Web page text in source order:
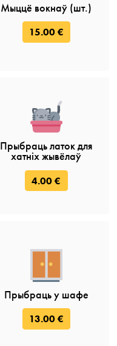
Мыццё вокнаў (шт.)
15.00 €
Прыбраць латок для
хатніх жывёлаў
4.00 €
Прыбраць у шафе
13.00 €